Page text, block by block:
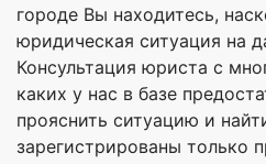
городе Вы находитесь,
юридическая ситуация на
Консультация юриста с
каких у нас в базе
прояснить ситуацию и
зарегистрированы только